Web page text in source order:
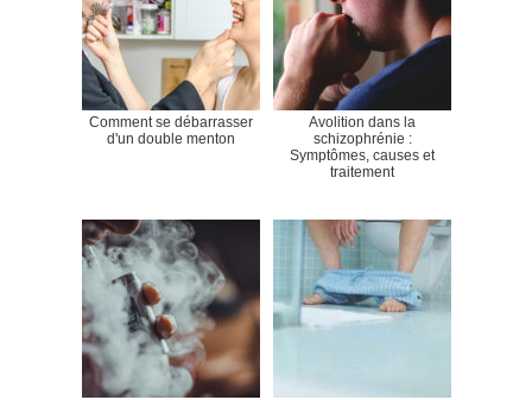
Comment se débarrasser
d'un double menton
Avolition dans la
schizophrénie :
Symptômes, causes et
traitement